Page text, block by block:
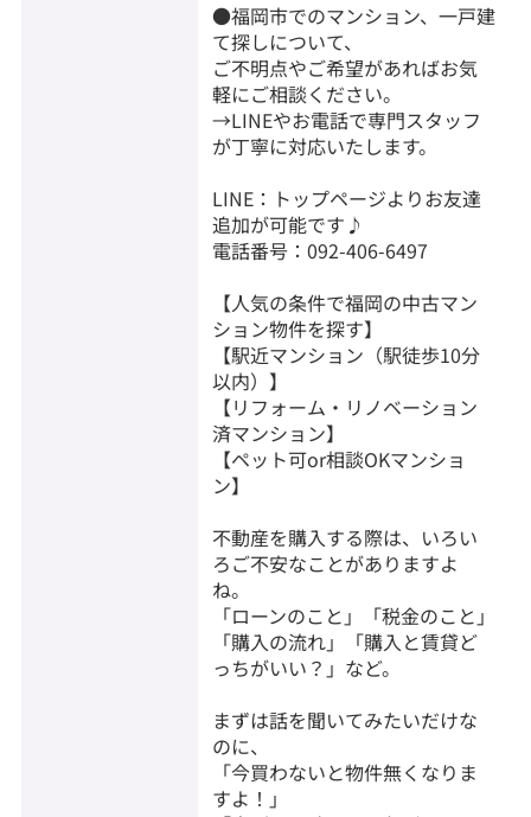
●福岡市でのマンション、一戸建
て探しについて、
ご不明点やご希望があればお気
軽にご相談ください。
→LINEやお電話で専門スタッフ
が丁寧に対応いたします。
LINE：トップページよりお友達
追加が可能です♪
電話番号：092-406-6497
【人気の条件で福岡の中古マン
ション物件を探す】
【駅近マンション（駅徒歩10分
以内）】
【リフォーム・リノベーション
済マンション】
【ペット可or相談OKマンショ
ン】
不動産を購入する際は、いろい
ろご不安なことがありますよ
ね。
「ローンのこと」「税金のこと」
「購入の流れ」「購入と賃貸ど
っちがいい？」など。
まずは話を聞いてみたいだけな
のに、
「今買わないと物件無くなりま
すよ！」